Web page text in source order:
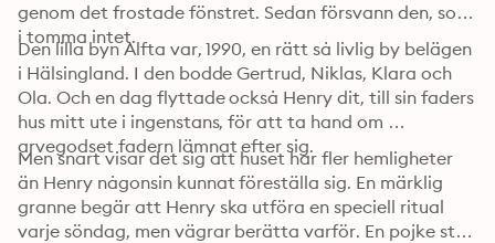
genom det frostade fönstret. Sedan försvann den, som
i tomma intet.
Den lilla byn Alfta var, 1990, en rätt så livlig by belägen
i Hälsingland. I den bodde Gertrud, Niklas, Klara och
Ola. Och en dag flyttade också Henry dit, till sin faders
hus mitt ute i ingenstans, för att ta hand om
arvegodset fadern lämnat efter sig.
Men snart visar det sig att huset har fler hemligheter
än Henry någonsin kunnat föreställa sig. En märklig
granne begär att Henry ska utföra en speciell ritual
varje söndag, men vägrar berätta varför. En pojke står